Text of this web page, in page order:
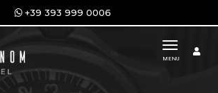
+39 393 999 0006
toggle
MENU